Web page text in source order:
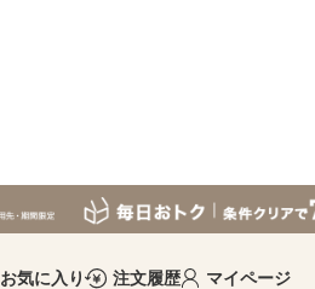
お気に入り 注文履歴 マイページ